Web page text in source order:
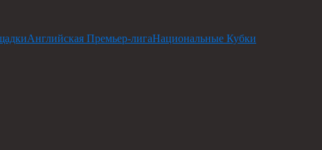
Английская Премьер-лигаНациональные Кубки